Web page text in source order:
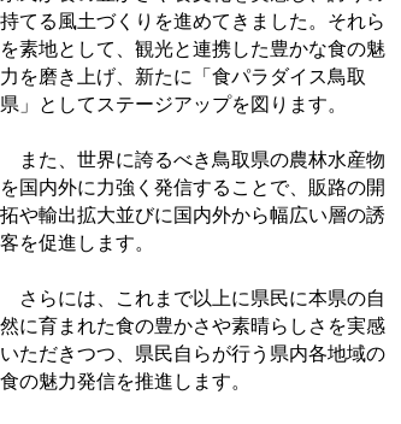
持てる風土づくりを進めてきました。それら
を素地として、観光と連携した豊かな食の魅
力を磨き上げ、新たに「食パラダイス鳥取
県」としてステージアップを図ります。
また、世界に誇るべき鳥取県の農林水産物
を国内外に力強く発信することで、販路の開
拓や輸出拡大並びに国内外から幅広い層の誘
客を促進します。
さらには、これまで以上に県民に本県の自
然に育まれた食の豊かさや素晴らしさを実感
いただきつつ、県民自らが行う県内各地域の
食の魅力発信を推進します。